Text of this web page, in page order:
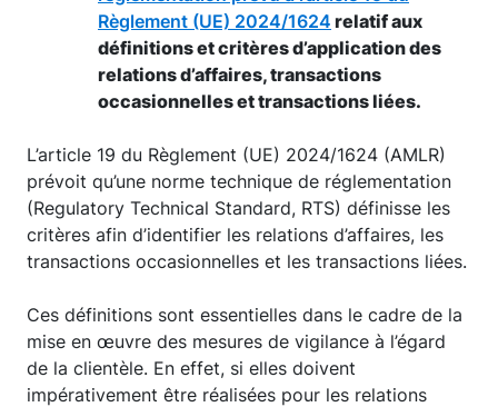
Règlement (UE) 2024/1624 relatif aux
définitions et critères d’application des
relations d’affaires, transactions
occasionnelles et transactions liées.
L’article 19 du Règlement (UE) 2024/1624 (AMLR)
prévoit qu’une norme technique de réglementation
(Regulatory Technical Standard, RTS) définisse les
critères afin d’identifier les relations d’affaires, les
transactions occasionnelles et les transactions liées.
Ces définitions sont essentielles dans le cadre de la
mise en œuvre des mesures de vigilance à l’égard
de la clientèle. En effet, si elles doivent
impérativement être réalisées pour les relations